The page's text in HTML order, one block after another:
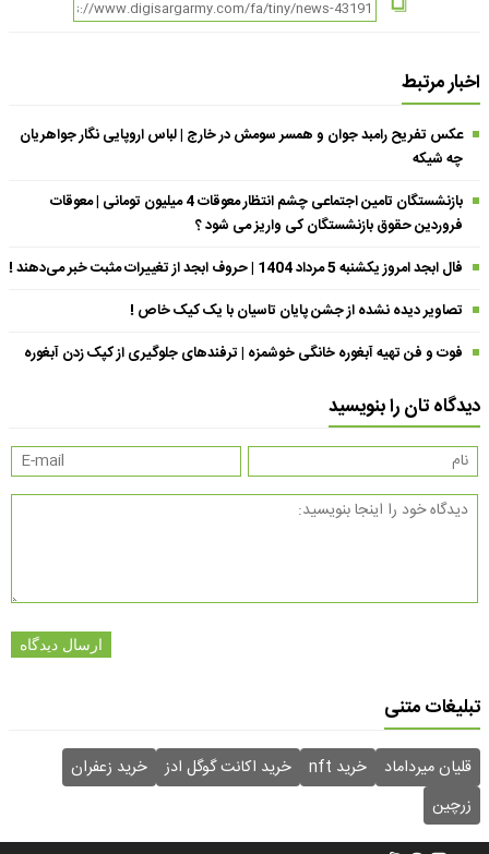
اخبار مرتبط
عکس تفریح رامبد جوان و همسر سومش در خارج | لباس اروپایی نگار جواهریان
چه شیکه
بازنشستگان تامین اجتماعی چشم انتظار معوقات 4 میلیون تومانی | معوقات
فروردین حقوق بازنشستگان کی واریز می شود ؟
فال ابجد امروز یکشنبه 5 مرداد 1404 | حروف ابجد از تغییرات مثبت خبر می‌دهند !
تصاویر دیده نشده از جشن پایان تاسیان با یک کیک خاص !
فوت و فن تهیه آبغوره خانگی خوشمزه | ترفندهای جلوگیری از کپک زدن آبغوره
دیدگاه تان را بنویسید
ارسال دیدگاه
تبلیغات متنی
قلیان میرداماد خرید nft خرید اکانت گوگل ادز
خرید زعفران
زرچین